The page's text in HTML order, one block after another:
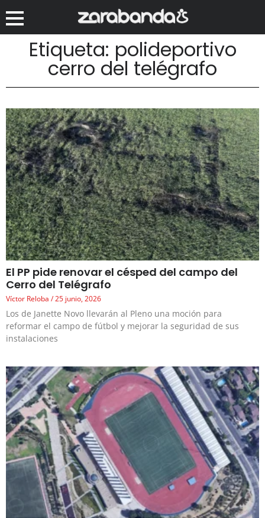
Etiqueta: polideportivo
cerro del telégrafo
El PP pide renovar el césped del campo del
Cerro del Telégrafo
Víctor Reloba 25 junio, 2026
Los de Janette Novo llevarán al Pleno una moción para
reformar el campo de fútbol y mejorar la seguridad de sus
instalaciones